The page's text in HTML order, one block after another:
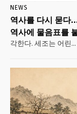
NEWS
역사를 다시 묻다
역사에 물음표를
각한다. 세조는 어린...